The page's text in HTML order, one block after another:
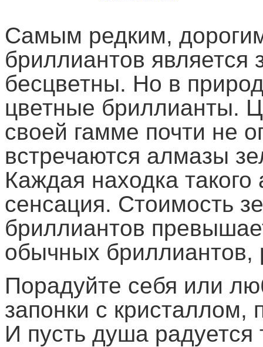
Самым редким,
бриллиантов
бесцветны. Но в
цветные бриллианты.
своей гамме почти не
встречаются алмазы
Каждая находка
сенсация. Стоимость
бриллиантов
обычных бриллиантов,
Порадуйте себя или
запонки с
И пусть душа радуется